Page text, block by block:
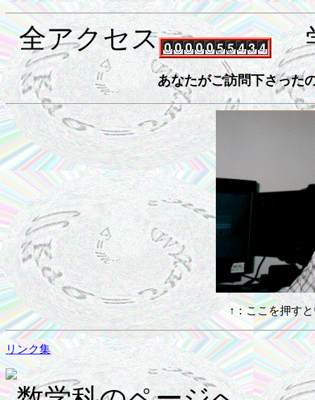
全アクセス 学
あなたがご訪問下さった
↑：ここを押す
リンク集